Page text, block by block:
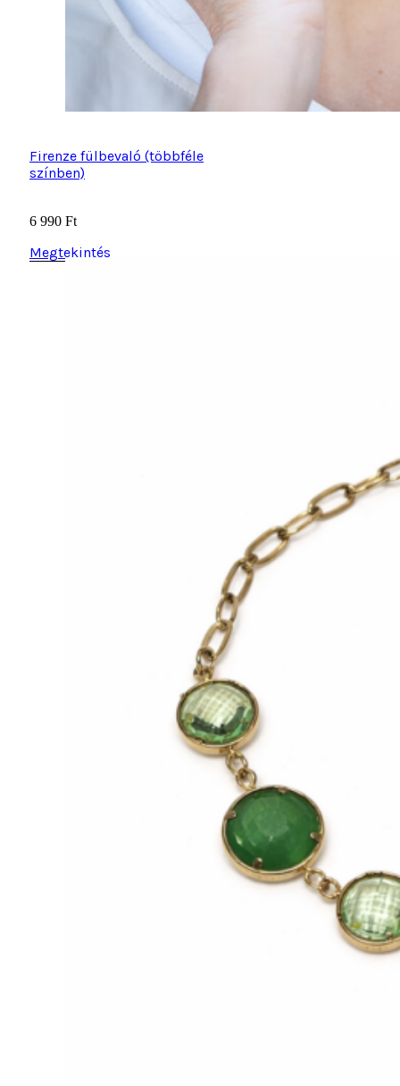
Firenze fülbevaló (többféle
6 990Ft
Megtekintés